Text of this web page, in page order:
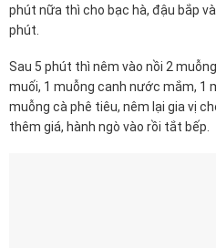
phút nữa thì cho bạc hà, đậu bắp
phút.
Sau 5 phút thì nêm vào nồi 2
muối, 1 muỗng canh nước mắm, 1
muỗng cà phê tiêu, nêm lại gia vị
thêm giá, hành ngò vào rồi tắt bếp.